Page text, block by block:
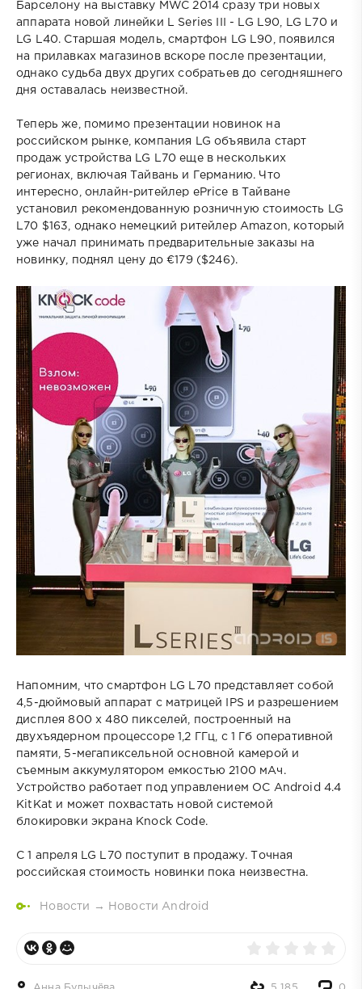
Барселону на выставку MWC 2014 сразу три новых
аппарата новой линейки L Series III - LG L90, LG L70 и
LG L40. Старшая модель, смартфон LG L90, появился
на прилавках магазинов вскоре после презентации,
однако судьба двух других собратьев до сегодняшнего
дня оставалась неизвестной.
Теперь же, помимо презентации новинок на
российском рынке, компания LG объявила старт
продаж устройства LG L70 еще в нескольких
регионах, включая Тайвань и Германию. Что
интересно, онлайн-ритейлер ePrice в Тайване
установил рекомендованную розничную стоимость LG
L70 $163, однако немецкий ритейлер Amazon, который
уже начал принимать предварительные заказы на
новинку, поднял цену до €179 ($246).
Напомним, что смартфон LG L70 представляет собой
4,5-дюймовый аппарат с матрицей IPS и разрешением
дисплея 800 х 480 пикселей, построенный на
двухъядерном процессоре 1,2 ГГц, с 1 Гб оперативной
памяти, 5-мегапиксельной основной камерой и
съемным аккумулятором емкостью 2100 мАч.
Устройство работает под управлением ОС Android 4.4
KitKat и может похвастать новой системой
блокировки экрана Knock Code.
С 1 апреля LG L70 поступит в продажу. Точная
российская стоимость новинки пока неизвестна.
Новости → Новости Android